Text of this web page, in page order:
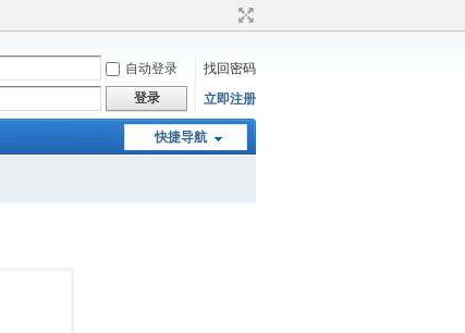
自动登录
找回密码
登录 立即注册
快捷导航